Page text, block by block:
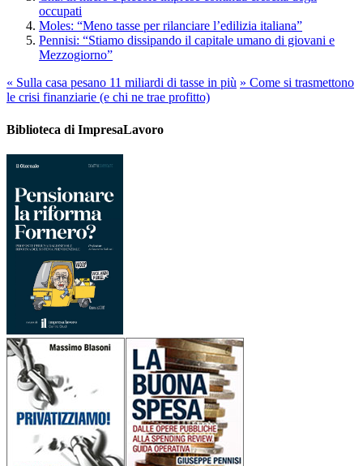
occupati
Moles: “Meno tasse per rilanciare l’edilizia italiana”
Pennisi: “Stiamo dissipando il capitale umano di giovani e
Mezzogiorno”
« Sulla casa pesano 11 miliardi di tasse in più » Come si trasmettono
le crisi finanziarie (e chi ne trae profitto)
Biblioteca di ImpresaLavoro